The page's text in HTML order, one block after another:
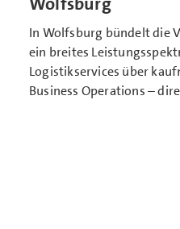
In Wolfsburg bündelt die
ein breites
Logistikservices über
Business Operations –